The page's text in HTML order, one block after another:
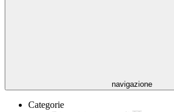
navigazione
Categorie